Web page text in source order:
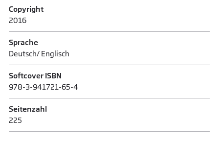
Copyright
2016
Sprache
Deutsch/ Englisch
Softcover ISBN
978-3-941721-65-4
Seitenzahl
225